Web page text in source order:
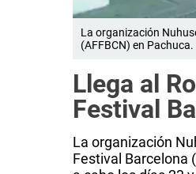
La organización
(AFFBCN) en Pachuca.
Llega al
Festival
La organización
Festival Barcelona